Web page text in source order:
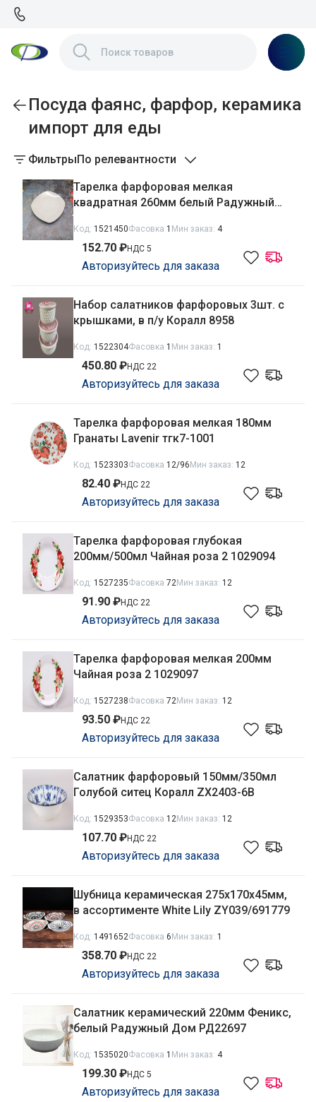
Посуда фаянс, фарфор, керамика
импорт для еды
ФильтрыПо релевантности
Тарелка фарфоровая мелкая
квадратная 260мм белый Радужный
Код: 1521450Фасовка 1 Мин заказ: 4
152.70 ₽НДС 5
Авторизуйтесь для заказа
Набор салатников фарфоровых 3шт. с
крышками, в п/у Коралл 8958
Код: 1522304Фасовка 1 Мин заказ: 1
450.80 ₽НДС 22
Авторизуйтесь для заказа
Тарелка фарфоровая мелкая 180мм
Гранаты Lavenir тгк7-1001
Код: 1523303Фасовка 12/96 Мин заказ: 12
82.40 ₽НДС 22
Авторизуйтесь для заказа
Тарелка фарфоровая глубокая
200мм/500мл Чайная роза 2 1029094
Код: 1527235Фасовка 72Мин заказ: 12
91.90 ₽НДС 22
Авторизуйтесь для заказа
Тарелка фарфоровая мелкая 200мм
Чайная роза 2 1029097
Код: 1527238Фасовка 72Мин заказ: 12
93.50 ₽НДС 22
Авторизуйтесь для заказа
Салатник фарфоровый 150мм/350мл
Голубой ситец Коралл ZX2403-6B
Код: 1529353Фасовка 12Мин заказ: 12
107.70 ₽НДС 22
Авторизуйтесь для заказа
Шубница керамическая 275х170х45мм,
в ассортименте White Lily ZY039/691779
Код: 1491652Фасовка 6 Мин заказ: 1
358.70 ₽НДС 22
Авторизуйтесь для заказа
Салатник керамический 220мм Феникс,
белый Радужный Дом РД22697
Код: 1535020Фасовка 1 Мин заказ: 4
199.30 ₽НДС 5
Авторизуйтесь для заказа